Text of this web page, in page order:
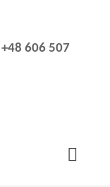
+48 606 507